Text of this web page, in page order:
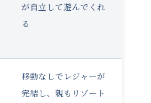
が自立して遊んでくれ
る
移動なしでレジャーが
完結し、親もリゾート